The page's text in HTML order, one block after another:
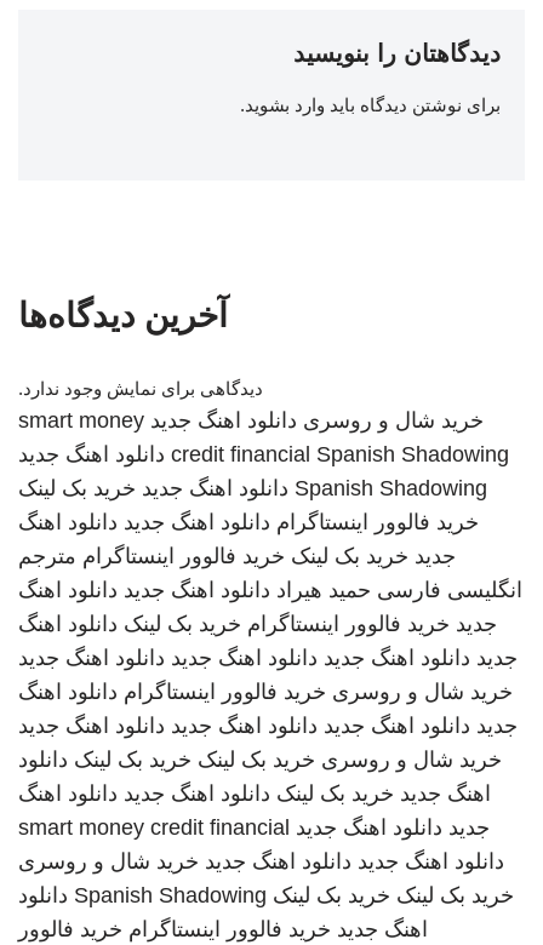
دیدگاهتان را بنویسید
برای نوشتن دیدگاه باید وارد بشوید.
آخرین دیدگاه‌ها
دیدگاهی برای نمایش وجود ندارد.
خرید شال و روسری دانلود اهنگ جدید smart money
credit financial Spanish Shadowing
دانلود اهنگ جدید
Spanish Shadowing دانلود اهنگ جدید خرید بک لینک
خرید فالوور اینستاگرام دانلود اهنگ جدید دانلود اهنگ
جدید خرید بک لینک خرید فالوور اینستاگرام مترجم
انگلیسی فارسی حمید هیراد دانلود اهنگ جدید دانلود اهنگ
جدید خرید فالوور اینستاگرام خرید بک لینک دانلود اهنگ
جدید دانلود اهنگ جدید دانلود اهنگ جدید دانلود اهنگ جدید
خرید شال و روسری خرید فالوور اینستاگرام دانلود اهنگ
جدید دانلود اهنگ جدید دانلود اهنگ جدید دانلود اهنگ جدید
خرید شال و روسری خرید بک لینک خرید بک لینک دانلود
اهنگ جدید خرید بک لینک دانلود اهنگ جدید دانلود اهنگ
جدید دانلود اهنگ جدید smart money credit financial
دانلود اهنگ جدید دانلود اهنگ جدید خرید شال و روسری
خرید بک لینک خرید بک لینک Spanish Shadowing دانلود
اهنگ جدید خرید فالوور اینستاگرام خرید فالوور